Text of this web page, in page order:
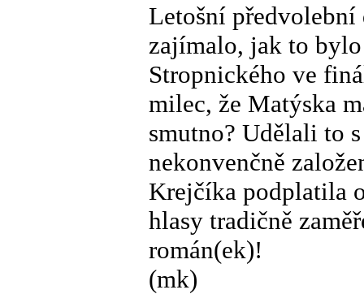
Letošní předvolební
zajímalo, jak to
Stropnického ve
milec, že Matýska
smutno? Udělali to
nekonvenčně
Krejčíka podplatila
hlasy tradičně
román(ek)!
(mk)